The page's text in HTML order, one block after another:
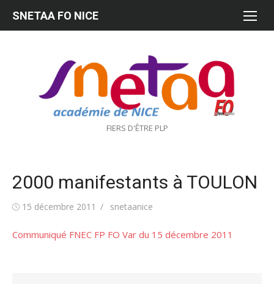
FIERS D'ÊTRE PLP
SNETAA FO NICE
2000 manifestants à TOULON
Publié15 décembre 2011 Auteur/autrice
snetaanice
Communiqué FNEC FP FO Var du 15 décembre 2011